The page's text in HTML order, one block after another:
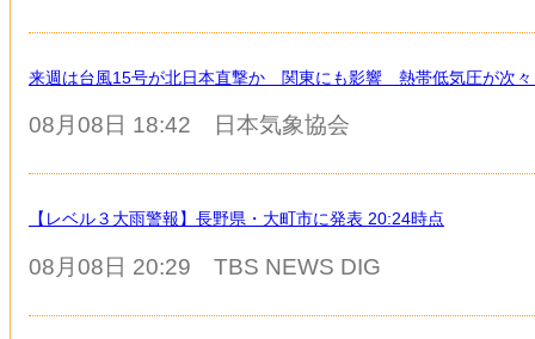
来週は台風15号が北日本直撃か 関東にも影響 熱帯低気圧が次
08月08日 18:42 日本気象協会
【レベル３大雨警報】長野県・大町市に発表 20:24時点
08月08日 20:29 TBS NEWS DIG